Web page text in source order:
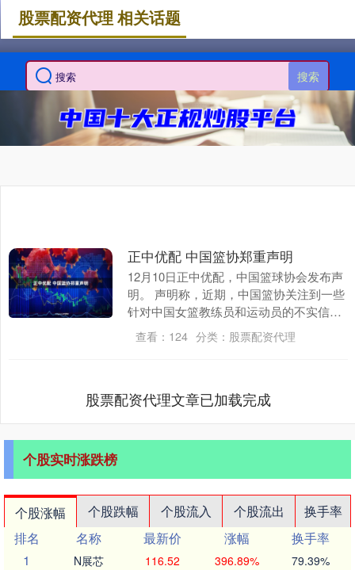
搜索
股票配资代理 相关话题
正中优配 中国篮协郑重声明
12月10日正中优配，中国篮球协会发布声
明。 声明称，近期，中国篮协关注到一些
针对中国女篮教练员和运动员的不实信息
与恶意谣言，甚至利用AI技术伪造音视
频，侵权造....
查看： 124 分类： 股票配资代理
股票配资代理文章已加载完成
个股实时涨跌榜
个股涨幅 个股跌幅 个股流入 个股流出
换手率
排名
名称 最新价 涨幅
换手率
1
N展芯 116.52 396.89% 79.39%